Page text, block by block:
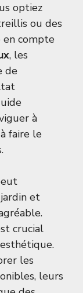
optiez
ou des
en compte
, les
de
à
faire le
et
crucial
les
leurs